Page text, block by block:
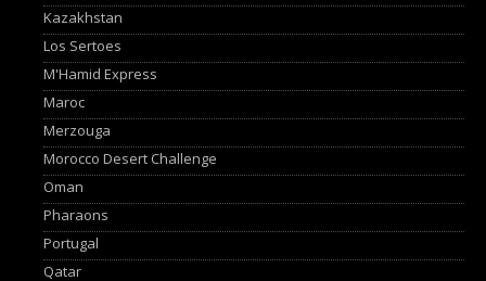
Kazakhstan
Los Sertoes
M'Hamid Express
Maroc
Merzouga
Morocco Desert Challenge
Oman
Pharaons
Portugal
Qatar